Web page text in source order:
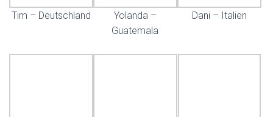
Tim – Deutschland
Yolanda –
Guatemala
Dani – Italien